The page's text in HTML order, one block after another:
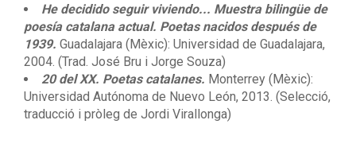
He decidido seguir viviendo... Muestra bilingüe de
poesía catalana actual. Poetas nacidos después de
1939. Guadalajara (Mèxic): Universidad de Guadalajara,
2004. (Trad. José Bru i Jorge Souza)
20 del XX. Poetas catalanes. Monterrey (Mèxic):
Universidad Autónoma de Nuevo León, 2013. (Selecció,
traducció i pròleg de Jordi Virallonga)